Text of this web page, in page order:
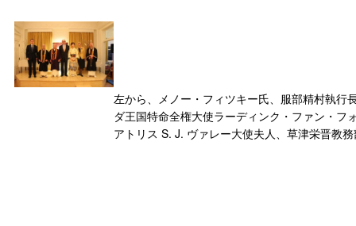
左から、メノー・フィツキー氏、服部精村執行
ダ王国特命全権大使ラーディンク・ファン・フ
アトリス S. J. ヴァレー大使夫人、草津栄晋教